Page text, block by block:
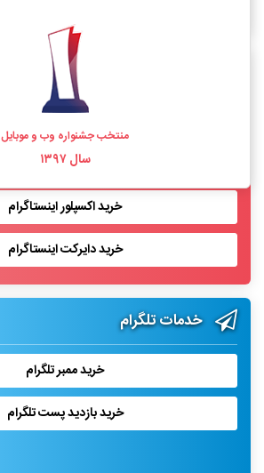
منتخب جشنواره وب و موبایل
سال ۱۳۹۷
خرید بازدید پست اینستاگرام
خرید اکسپلور اینستاگرام
خرید دایرکت اینستاگرام
خدمات تلگرام
خرید ممبر تلگرام
خرید بازدید پست تلگرام